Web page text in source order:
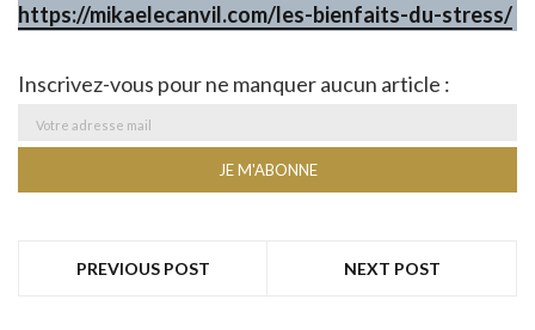
https://mikaelecanvil.com/les-bienfaits-du-stress/
Inscrivez-vous pour ne manquer aucun article :
PREVIOUS POST NEXT POST